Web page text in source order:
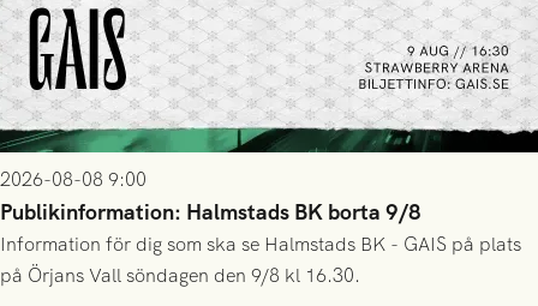
2026-08-08 9:00
Publikinformation: Halmstads BK borta 9/8
Information för dig som ska se Halmstads BK - GAIS på plats
på Örjans Vall söndagen den 9/8 kl 16.30.